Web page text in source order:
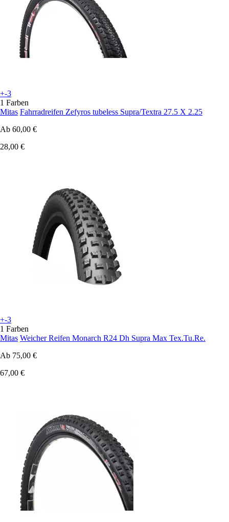
+-3
1 Farben
Mitas Fahrradreifen Zefyros tubeless Supra/Textra 27.5 X 2.25
Ab 60,00 €
28,00 €
+-3
1 Farben
Mitas Weicher Reifen Monarch R24 Dh Supra Max Tex.Tu.Re.
Ab 75,00 €
67,00 €